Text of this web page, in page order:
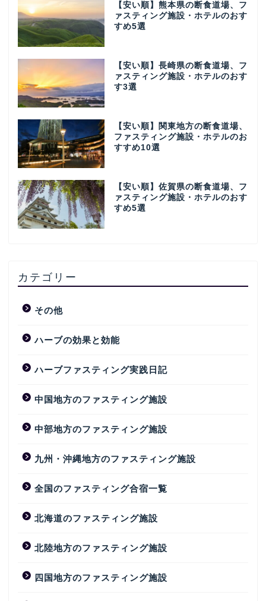
【安い順】熊本県の断食道場、フ
ァスティング施設・ホテルのおす
すめ5選
【安い順】長崎県の断食道場、フ
ァスティング施設・ホテルのおす
す3選
【安い順】関東地方の断食道場、
ファスティング施設・ホテルのお
すすめ10選
【安い順】佐賀県の断食道場、フ
ァスティング施設・ホテルのおす
すめ5選
カテゴリー
その他
ハーブの効果と効能
ハーブファスティング実践日記
中国地方のファスティング施設
中部地方のファスティング施設
九州・沖縄地方のファスティング施設
全国のファスティング合宿一覧
北海道のファスティング施設
北陸地方のファスティング施設
四国地方のファスティング施設